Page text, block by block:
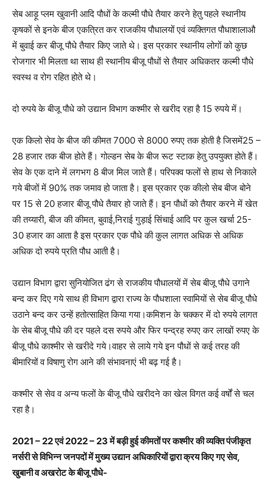
सेब आड़ू प्लम खुवानी आदि पौधों के कल्मी पौधे तैयार करने हेतु पहले स्थानीय
कृषकों से इनके बीज एकत्रित कर राजकीय पौधालयों एवं व्यक्तिगत पौधाशालाऔ
में बुवाई कर बीजू पौधे तैयार किए जाते थे। इस प्रकार स्थानीय लोगों को कुछ
रोजगार भी मिलता था साथ ही स्थानीय बीजू पौधों से तैयार अधिकतर कल्मी पौधे
स्वस्थ व रोग रहित होते थे।
दो रुपये के बीजू पौधे को उद्यान विभाग कश्मीर से खरीद रहा है 15 रुपये में।
एक किलो सेव के बीज की कीमत 7000 से 8000 रुपए तक होती है जिसमें25 –
28 हजार तक बीज होते हैं। गोल्डन सेब के बीज रूट स्टाक हेतु उपयुक्त होते हैं।
सेव के एक दाने में लगभग 8 बीज मिल जाते हैं। परिपक्व फलों से हाथ से निकाले
गये बीजों में 90% तक जमाव हो जाता है। इस प्रकार एक कीलो सेब बीज बोने
पर 15 से 20 हजार बीजू पौधे तैयार हो जाते हैं। इन पौधों को तैयार करने में खेत
की तय्यारी, बीज की कीमत, बुवाई,निराई गुड़ाई सिंचाई आदि पर कुल खर्चा 25-
30 हजार का आता है इस प्रकार एक पौधे की कुल लागत अधिक से अधिक
अधिक दो रुपये प्रति पौध आती है।
उद्यान विभाग द्वारा सुनियोजित ढंग से राजकीय पौधालयों में सेब बीजू पौधे उगाने
बन्द कर दिए गये साथ ही विभाग द्वारा राज्य के पौधशाला स्वामियों से सेब बीजू पौधे
उठाने बन्द कर उन्हें हतोत्साहित किया गया।कमिशन के चक्कर में दो रुपये लागत
के सेब बीजू पौधे की दर पहले दस रुपये और फिर पन्द्रह रुपए कर लाखों रुपए के
बीजू पौधे काश्मीर से खरीदे गये।वाहर से लाये गये इन पौधों से कई तरह की
बीमारियों व विषाणु रोग आने की संभावनाएं भी बढ़ गई है।
कश्मीर से सेव व अन्य फलों के बीजू पौधे खरीदने का खेल विगत कई वर्षों से चल
रहा है।
2021 – 22 एवं 2022 – 23 में बड़ी हुई कीमतों पर कश्मीर की व्यक्ति पंजीकृत
नर्सरी से विभिन्न जनपदों में मुख्य उद्यान अधिकारियों द्वारा क्रय किए गए सेव,
खुबानी व अखरोट के बीजू पौधे-